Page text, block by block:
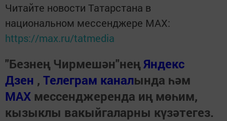
Читайте новости Татарстана в
национальном мессенджере MАХ:
https://max.ru/tatmedia
"Безнең Чирмешән"неңЯндекс
Дзен , Телеграм каналында һәм
МАХ мессенджеренда иң мөһим,
кызыклы вакыйгаларны күзәтегез.